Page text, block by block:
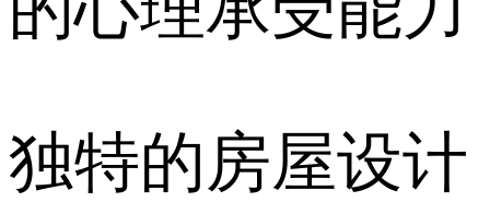
独特的房屋设计